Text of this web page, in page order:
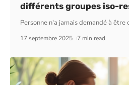
différents groupes iso-
Personne n'a jamais demandé à être
17 septembre 2025 7 min read